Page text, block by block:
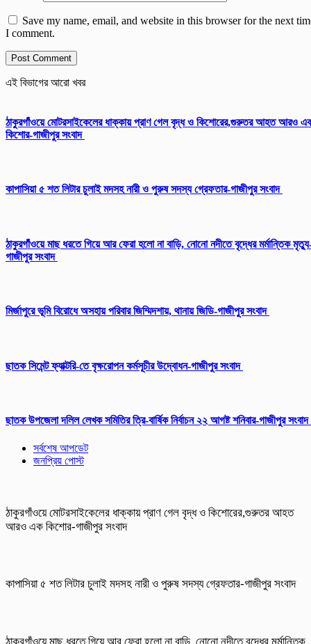
Save my name, email, and website in this browser for the next
I comment.
এই বিভাগের আরো খবর
ঠাকুরগাঁওয়ে মোটরসাইকেলের ধাক্কায় প্রাণ গেল বৃদ্ধ ও কিশোরের,গুরুতর আহত আরও
কিশোর-গাজীপুর সংবাদ
কাপাসিয়া ৫ শত লিটার চুলাই মদসহ নারী ও পুরুষ সদস্য গ্রেফতার-গাজীপুর সংবাদ
ঠাকুরগাঁওয়ে মাছ ধরতে গিয়ে আর ফেরা হলো না বাড়ি, নোনো নদীতে বৃদ্ধের মর্মান্তিক
গাজীপুর সংবাদ
মির্জাপুরে ভূমি বিরোধে অসহায় পরিবার জিম্মিদশায়, থানায় জিডি-গাজীপুর সংবাদ
ছাতক সিমেন্ট ফ্যাক্টরি-তে বৃক্ষরোপন কর্মসূচীর উদ্বোধন-গাজীপুর সংবাদ
ছাতক উপজেলা দলিল লেখক সমিতির ত্রি-বার্ষিক নির্বাচন ২২ আগষ্ট শনিবার-গাজীপুর সংবাদ
সর্বশেষ আপডেট
জনপ্রিয় পোস্ট
ঠাকুরগাঁওয়ে মোটরসাইকেলের ধাক্কায় প্রাণ গেল বৃদ্ধ ও কিশোরের,গুরুতর আহত
আরও এক কিশোর-গাজীপুর সংবাদ
কাপাসিয়া ৫ শত লিটার চুলাই মদসহ নারী ও পুরুষ সদস্য গ্রেফতার-গাজীপুর সংবাদ
ঠাকুরগাঁওয়ে মাছ ধরতে গিয়ে আর ফেরা হলো না বাড়ি, নোনো নদীতে বৃদ্ধের মর্মান্তিক